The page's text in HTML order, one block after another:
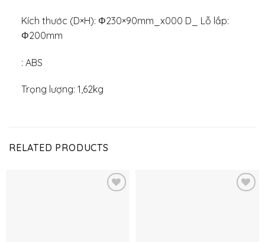
Kích thước (D×H): Φ230×90mm_x000 D_ Lỗ lắp:
Φ200mm
: ABS
Trọng lượng: 1,62kg
RELATED PRODUCTS